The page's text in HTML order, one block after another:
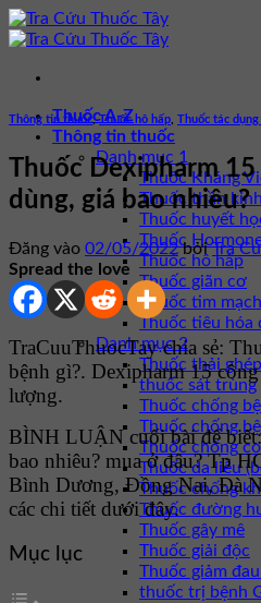
Bỏ
qua
dung
Thuốc A-Z
Thông tin thuốc
Danh mục 1
Thuốc Kháng
Thuốc thần
Thuốc huyết
Thuốc
Thuốc hô hấp
Thuốc giãn cơ
Thuốc tim mạch
Thuốc tiêu hóa
Danh mục 2
Thuốc thải ghép
thuốc sát trùng
Thuốc chống
Thuốc chống
Thuốc chống
Thuốc da liễu
Thuốc chống
Thuốc đường
Thuốc gây mê
Thuốc giải độc
Thuốc giảm
thuốc trị bệnh
Thông tin thuốc,Thuốc hô hấp Thuốc tác
Thuốc Dexipharm
dùng, giá bao nhiêu?
Đăng vào 02/05/2022 bởiTra
Spread the love
TraCuuThuocTay chia sẻ:
bệnh gì?. Dexipharm 15
lượng.
BÌNH LUẬN cuối bài để
bao nhiêu? mua ở đâu? Tp
Bình Dương, Đồng Nai, Đà
các chi tiết dưới đây.
Mục lục